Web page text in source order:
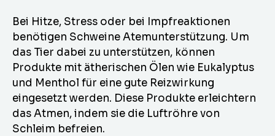
Bei Hitze, Stress oder bei Impfreaktionen
benötigen Schweine Atemunterstützung. Um
das Tier dabei zu unterstützen, können
Produkte mit ätherischen Ölen wie Eukalyptus
und Menthol für eine gute Reizwirkung
eingesetzt werden. Diese Produkte erleichtern
das Atmen, indem sie die Luftröhre von
Schleim befreien.